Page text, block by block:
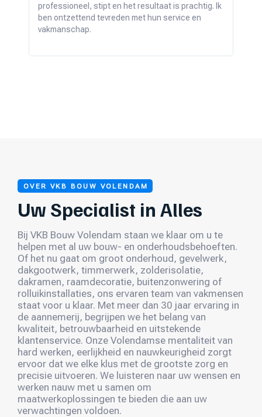
professioneel, stipt en het resultaat is prachtig. Ik
ben ontzettend tevreden met hun service en
vakmanschap.
OVER VKB BOUW VOLENDAM
Uw Specialist in Alles
Bij VKB Bouw Volendam staan we klaar om u te
helpen met al uw bouw- en onderhoudsbehoeften.
Of het nu gaat om groot onderhoud, gevelwerk,
dakgootwerk, timmerwerk, zolderisolatie,
dakramen, raamdecoratie, buitenzonwering of
rolluikinstallaties, ons ervaren team van vakmensen
staat voor u klaar. Met meer dan 30 jaar ervaring in
de aannemerij, begrijpen we het belang van
kwaliteit, betrouwbaarheid en uitstekende
klantenservice. Onze Volendamse mentaliteit van
hard werken, eerlijkheid en nauwkeurigheid zorgt
ervoor dat we elke klus met de grootste zorg en
precisie uitvoeren. We luisteren naar uw wensen en
werken nauw met u samen om
maatwerkoplossingen te bieden die aan uw
verwachtingen voldoen.